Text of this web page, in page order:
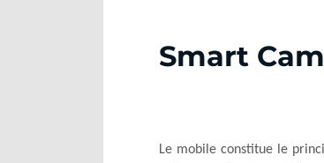
Smart
Le mobile constitue le